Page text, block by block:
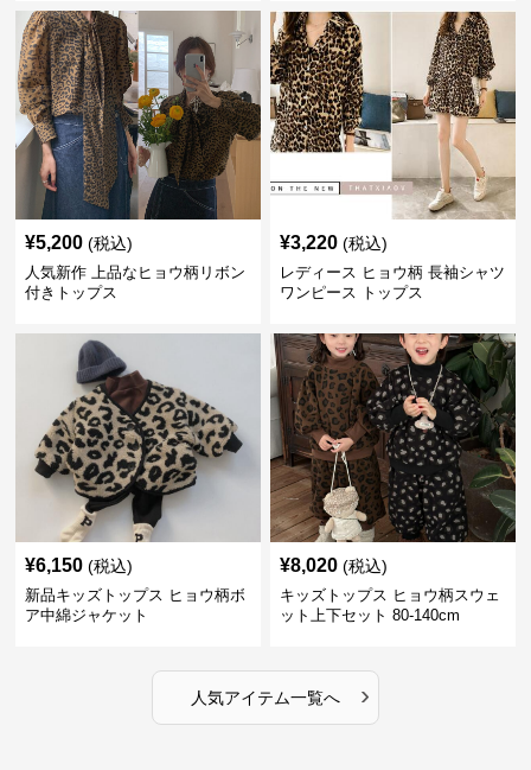
¥5,200 (税込)
人気新作 上品なヒョウ柄リボン
付きトップス
¥3,220 (税込)
レディース ヒョウ柄 長袖シャツ
ワンピース トップス
¥6,150 (税込)
新品キッズトップス ヒョウ柄ボ
ア中綿ジャケット
¥8,020 (税込)
キッズトップス ヒョウ柄スウェ
ット上下セット 80-140cm
人気アイテム一覧へ ›